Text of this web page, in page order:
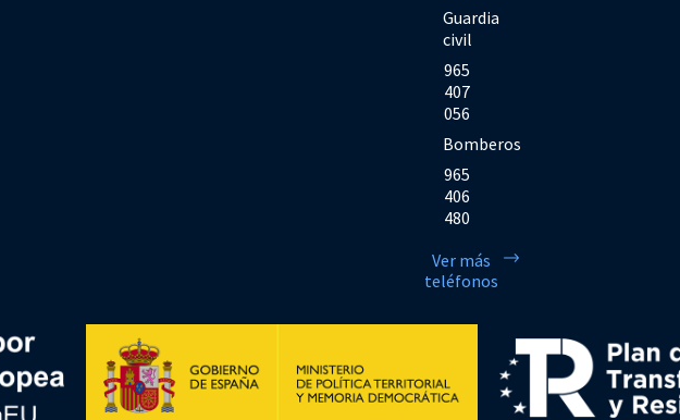
Guardia
civil
965
407
056
Bomberos
965
406
480
Ver más
teléfonos